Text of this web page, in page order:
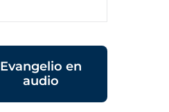
Evangelio en
audio